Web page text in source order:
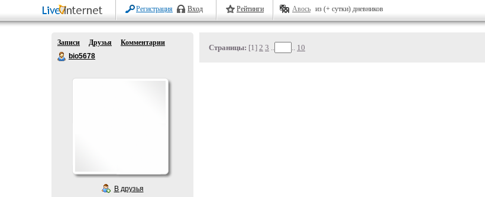
Регистрация Вход Рейтинги Авось из (+ сутки) дневников
Записи Друзья
Комментарии
bio5678
В друзья
Страницы: [1] 2 3 .. .. 10